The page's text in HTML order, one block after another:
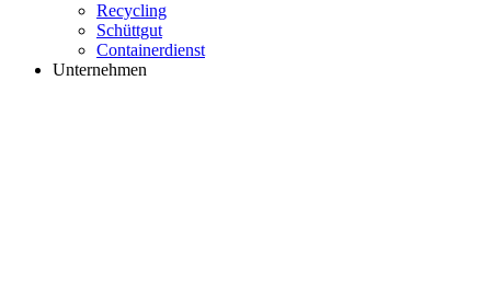
Recycling
Schüttgut
Containerdienst
Unternehmen